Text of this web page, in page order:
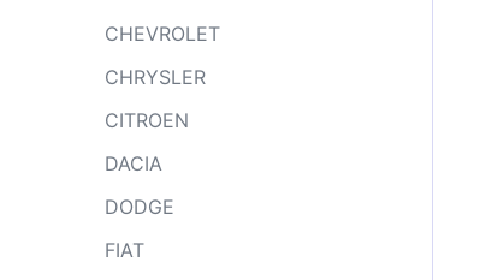
CHEVROLET
CHRYSLER
CITROEN
DACIA
DODGE
FIAT